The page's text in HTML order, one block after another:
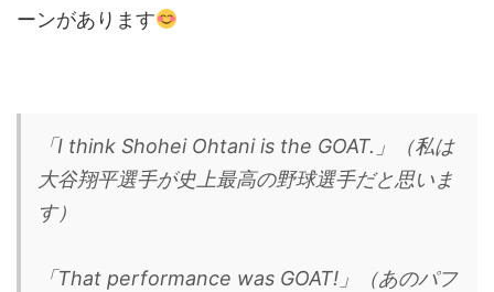
ーンがあります
「I think Shohei Ohtani is the GOAT.」（私は
大谷翔平選手が史上最高の野球選手だと思いま
す）
「That performance was GOAT!」（あのパフ